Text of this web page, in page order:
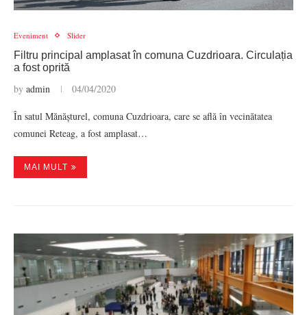
Eveniment Slider
Filtru principal amplasat în comuna Cuzdrioara. Circulația
a fost oprită
by admin 04/04/2020
În satul Mănășturel, comuna Cuzdrioara, care se află în vecinătatea
comunei Reteag, a fost amplasat…
MAI MULT